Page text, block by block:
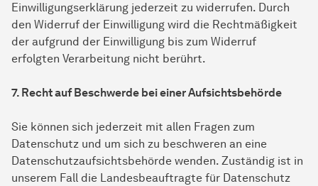
Einwilligungserklärung jederzeit zu widerrufen. Durch
den Widerruf der Einwilligung wird die Rechtmäßigkeit
der aufgrund der Einwilligung bis zum Widerruf
erfolgten Verarbeitung nicht berührt.
7. Recht auf Beschwerde bei einer Aufsichtsbehörde
Sie können sich jederzeit mit allen Fragen zum
Datenschutz und um sich zu beschweren an eine
Datenschutzaufsichtsbehörde wenden. Zuständig ist in
unserem Fall die Landesbeauftragte für Datenschutz